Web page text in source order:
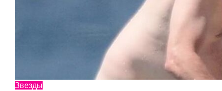
Звезды